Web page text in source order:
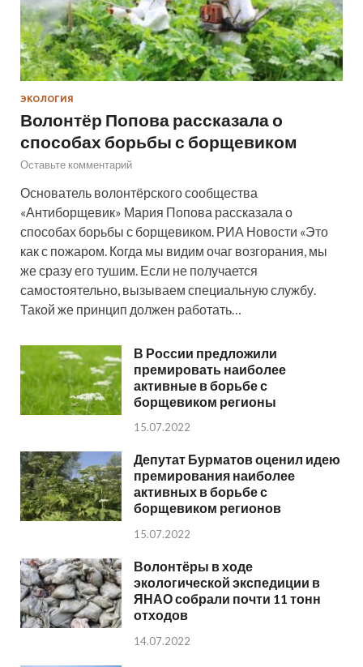
ЭКОЛОГИЯ
Волонтёр Попова рассказала о
способах борьбы с борщевиком
Оставьте комментарий
Основатель волонтёрского сообщества
«Антиборщевик» Мария Попова рассказала о
способах борьбы с борщевиком. РИА Новости «Это
как с пожаром. Когда мы видим очаг возгорания, мы
же сразу его тушим. Если не получается
самостоятельно, вызываем специальную службу.
Такой же принцип должен работать…
В России предложили
премировать наиболее
активные в борьбе с
борщевиком регионы
15.07.2022
Депутат Бурматов оценил идею
премирования наиболее
активных в борьбе с
борщевиком регионов
15.07.2022
Волонтёры в ходе
экологической экспедиции в
ЯНАО собрали почти 11 тонн
отходов
14.07.2022